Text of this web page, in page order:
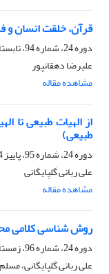
قرآن، خلقت انسان
دوره 24، شماره 94، تابستان 1394، صفحه
علیرضا دهقانپور
مشاهده مقاله
از الهیات طبیعی تا
طبیعی)
دوره 24، شماره 95، پاییز 1394، صفحه
علی ربانی گلپایگانی
مشاهده مقاله
روش شناسی کلامی
دوره 24، شماره 96، زمستان 1394، صفحه
علی ربانی گلپایگانی،